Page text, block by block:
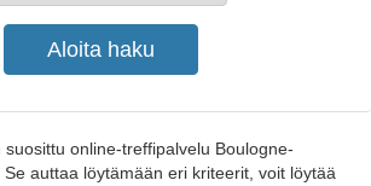
suosittu online-treffipalvelu Boulogne-
auttaa löytämään eri kriteerit, voit löytää